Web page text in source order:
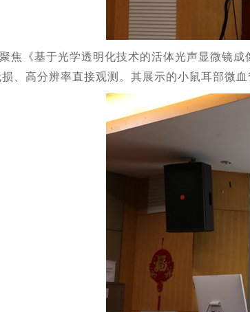
焦《基于光学透明化技术的活体光声显微镜
、高分辨率直接观测。其展示的小鼠耳部微